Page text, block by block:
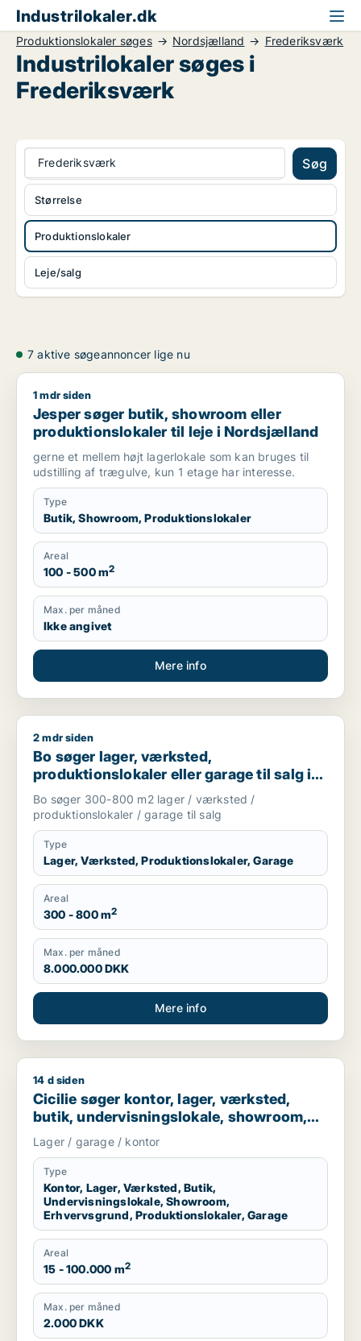
Industrilokaler.dk
Produktionslokaler søges Nordsjælland Frederiksværk
Industrilokaler søges i
Frederiksværk
Frederiksværk Søg
Produktionslokaler
Leje/salg
Størrelse
7 aktive søgeannoncer lige nu
Jesper søger butik, showroom eller produktionslokaler til
1 mdr siden
Jesper søger butik, showroom eller
produktionslokaler til leje i Nordsjælland
gerne et mellem højt lagerlokale som kan bruges til
udstilling af trægulve, kun 1 etage har interesse.
Type
Butik, Showroom, Produktionslokaler
Areal
100 - 500 m2
Max. per måned
Ikke angivet
Mere info
Bo søger lager, værksted, produktionslokaler eller garage
2 mdr siden
Bo søger lager, værksted,
produktionslokaler eller garage til salg i
Nordsjælland
Bo søger 300-800 m2 lager / værksted /
produktionslokaler / garage til salg
Type
Lager, Værksted, Produktionslokaler, Garage
Areal
300 - 800 m2
Max. per måned
8.000.000 DKK
Mere info
Cicilie søger kontor, lager, værksted, butik,
14 d siden
Cicilie søger kontor, lager, værksted,
butik, undervisningslokale, showroom,
erhvervsgrund, produktionslokaler eller
garage til leje i Region Sjælland eller
Nordsjælland
Lager / garage / kontor
Type
Kontor, Lager, Værksted, Butik,
Undervisningslokale, Showroom,
Erhvervsgrund, Produktionslokaler, Garage
Areal
15 - 100.000 m2
Max. per måned
2.000 DKK